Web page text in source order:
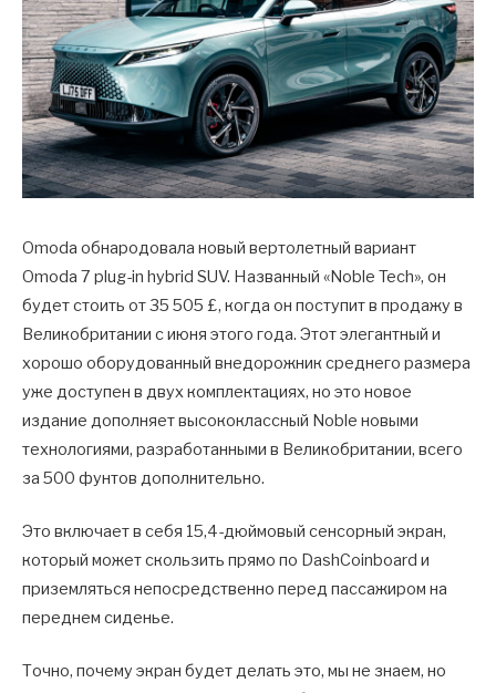
Omoda обнародовала новый вертолетный вариант
Omoda 7 plug-in hybrid SUV. Названный «Noble Tech», он
будет стоить от 35 505 £, когда он поступит в продажу в
Великобритании с июня этого года. Этот элегантный и
хорошо оборудованный внедорожник среднего размера
уже доступен в двух комплектациях, но это новое
издание дополняет высококлассный Noble новыми
технологиями, разработанными в Великобритании, всего
за 500 фунтов дополнительно.
Это включает в себя 15,4-дюймовый сенсорный экран,
который может скользить прямо по DashCoinboard и
приземляться непосредственно перед пассажиром на
переднем сиденье.
Точно, почему экран будет делать это, мы не знаем, но